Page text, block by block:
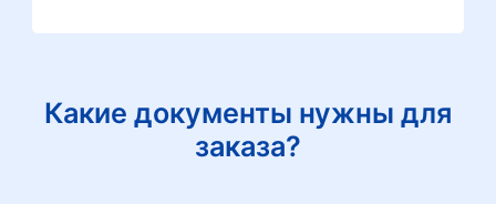
Какие документы нужны для
заказа?